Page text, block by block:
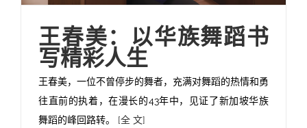
王春美：以华族舞蹈书
写精彩人生
王春美，一位不曾停步的舞者，充满对舞蹈的热情和勇
往直前的执着，在漫长的43年中，见证了新加坡华族
舞蹈的峰回路转。 [全 文]